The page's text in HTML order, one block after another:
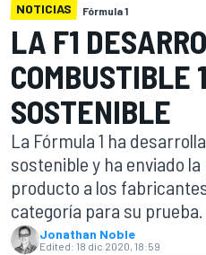
NOTICIAS Fórmula 1
LA F1
COMBUSTIBLE
SOSTENIBLE
La Fórmula 1 ha
sostenible y ha enviado
producto a los
categoría para su prueba.
Jonathan Noble
Edited: 18 dic 2020, 18:59